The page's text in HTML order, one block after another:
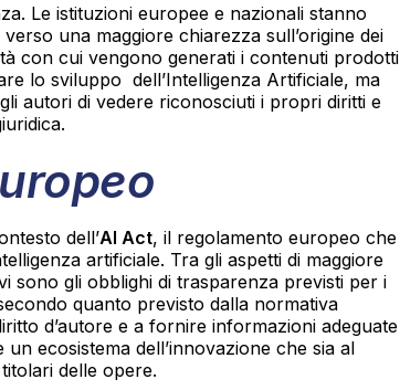
Le istituzioni europee e nazionali stanno
una maggiore chiarezza sull’origine dei
con cui vengono generati i contenuti prodotti
lo sviluppo dell’Intelligenza Artificiale, ma
autori di vedere riconosciuti i propri diritti e
dell’AI Act, il regolamento europeo che
artificiale. Tra gli aspetti di maggiore
sono gli obblighi di trasparenza previsti per i
quanto previsto dalla normativa
d’autore e a fornire informazioni adeguate
ecosistema dell’innovazione che sia al
delle opere.